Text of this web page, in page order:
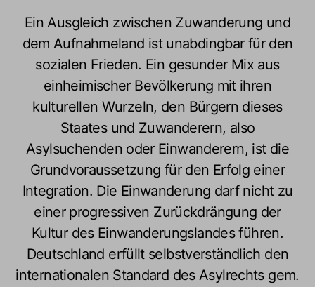
Ein Ausgleich zwischen Zuwanderung und
dem Aufnahmeland ist unabdingbar für den
sozialen Frieden. Ein gesunder Mix aus
einheimischer Bevölkerung mit ihren
kulturellen Wurzeln, den Bürgern dieses
Staates und Zuwanderern, also
Asylsuchenden oder Einwanderern, ist die
Grundvoraussetzung für den Erfolg einer
Integration. Die Einwanderung darf nicht zu
einer progressiven Zurückdrängung der
Kultur des Einwanderungslandes führen.
Deutschland erfüllt selbstverständlich den
internationalen Standard des Asylrechts gem.